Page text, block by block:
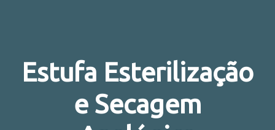
Estufa Esterilização
e Secagem